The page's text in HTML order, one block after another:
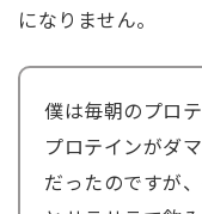
になりません。
僕は毎朝のプロ
プロテインがダ
だったのですが